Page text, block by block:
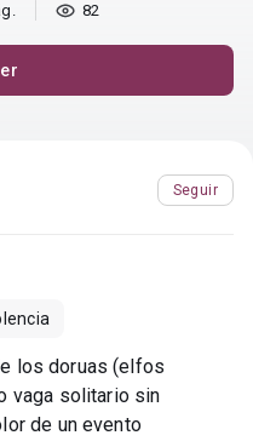
82
Seguir
los doruas (elfos
vaga solitario sin
de un evento